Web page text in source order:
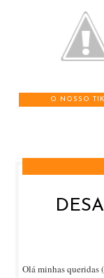
O NOSSO
Olá minhas queridas